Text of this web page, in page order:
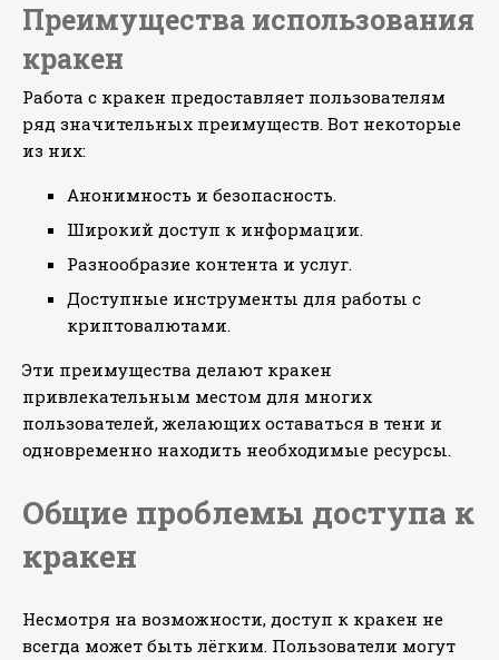
Преимущества использования
кракен
Работа с кракен предоставляет пользователям
ряд значительных преимуществ. Вот некоторые
из них:
Анонимность и безопасность.
Широкий доступ к информации.
Разнообразие контента и услуг.
Доступные инструменты для работы с
криптовалютами.
Эти преимущества делают кракен
привлекательным местом для многих
пользователей, желающих оставаться в тени и
одновременно находить необходимые ресурсы.
Общие проблемы доступа к
кракен
Несмотря на возможности, доступ к кракен не
всегда может быть лёгким. Пользователи могут